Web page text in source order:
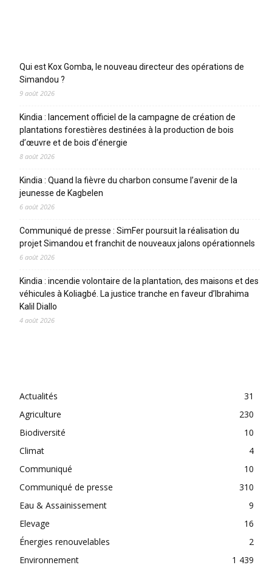
Qui est Kox Gomba, le nouveau directeur des opérations de
Simandou ?
9 août 2026
Kindia : lancement officiel de la campagne de création de
plantations forestières destinées à la production de bois
d’œuvre et de bois d’énergie
8 août 2026
Kindia : Quand la fièvre du charbon consume l’avenir de la
jeunesse de Kagbelen
6 août 2026
Communiqué de presse : SimFer poursuit la réalisation du
projet Simandou et franchit de nouveaux jalons opérationnels
6 août 2026
Kindia : incendie volontaire de la plantation, des maisons et des
véhicules à Koliagbé. La justice tranche en faveur d’Ibrahima
Kalil Diallo
4 août 2026
Actualités
31
Agriculture
230
Biodiversité
10
Climat
4
Communiqué
10
Communiqué de presse
310
Eau & Assainissement
9
Elevage
16
Énergies renouvelables
2
Environnement
1 439